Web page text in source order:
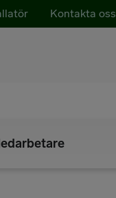
Kontakta oss